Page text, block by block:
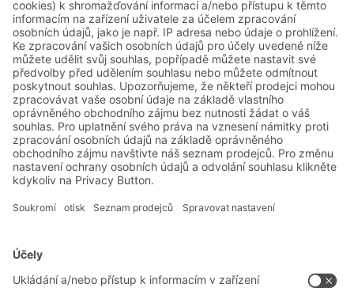
jak můžete pomocí inovativních technologií a
procesů zajistit udržitelný a ekologický tok
zboží.
Řešení BITO
Řešení pro intralogistiku
Kontaktní formulář